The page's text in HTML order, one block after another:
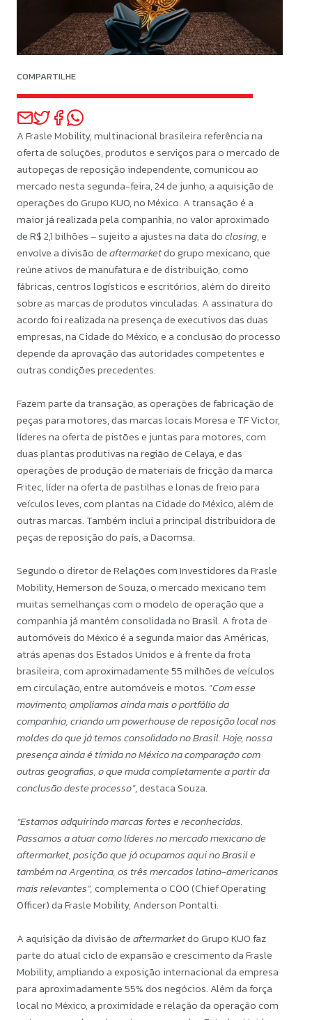
A Frasle Mobility, multinacional brasileira referência na
oferta de soluções, produtos e serviços para o mercado de
autopeças de reposição independente, comunicou ao
mercado nesta segunda-feira, 24 de junho, a aquisição de
operações do Grupo KUO, no México. A transação é a
maior já realizada pela companhia, no valor aproximado
de R$ 2,1 bilhões – sujeito a ajustes na data doclosing, e
envolve a divisão deaftermarketdo grupo mexicano, que
reúne ativos de manufatura e de distribuição, como
fábricas, centros logísticos e escritórios, além do direito
sobre as marcas de produtos vinculadas. A assinatura do
acordo foi realizada na presença de executivos das duas
empresas, na Cidade do México, e a conclusão do processo
depende da aprovação das autoridades competentes e
outras condições precedentes.
Fazem parte da transação, as operações de fabricação de
peças para motores, das marcas locais Moresa e TF Victor,
líderes na oferta de pistões e juntas para motores, com
duas plantas produtivas na região de Celaya, e das
operações de produção de materiais de fricção da marca
Fritec, líder na oferta de pastilhas e lonas de freio para
veículos leves, com plantas na Cidade do México, além de
outras marcas. Também inclui a principal distribuidora de
peças de reposição do país, a Dacomsa.
Segundo o diretor de Relações com Investidores da Frasle
Mobility, Hemerson de Souza, o mercado mexicano tem
muitas semelhanças com o modelo de operação que a
companhia já mantém consolidada no Brasil. A frota de
automóveis do México é a segunda maior das Américas,
atrás apenas dos Estados Unidos e à frente da frota
brasileira, com aproximadamente 55 milhões de veículos
em circulação, entre automóveis e motos. “Com esse
movimento, ampliamos ainda mais o portfólio da
companhia, criando um powerhouse de reposição local nos
moldes do que já temos consolidado no Brasil. Hoje, nossa
presença ainda é tímida no México na comparação com
outras geografias, o que muda completamente a partir da
conclusão deste processo”, destaca Souza.
“Estamos adquirindo marcas fortes e reconhecidas.
Passamos a atuar como líderes no mercado mexicano de
aftermarket, posição que já ocupamos aqui no Brasil e
também na Argentina, os três mercados latino-americanos
mais relevantes”,complementa o COO (Chief Operating
Officer) da Frasle Mobility, Anderson Pontalti.
A aquisição da divisão deaftermarketdo Grupo KUO faz
parte do atual ciclo de expansão e crescimento da Frasle
Mobility, ampliando a exposição internacional da empresa
para aproximadamente 55% dos negócios. Além da força
local no México, a proximidade e relação da operação com
COMPARTILHE